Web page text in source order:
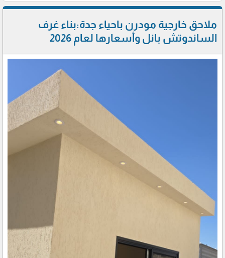
ملاحق خارجية مودرن باحياء جدة:بناء غرف
الساندوتش بانل وأسعارها لعام 2026